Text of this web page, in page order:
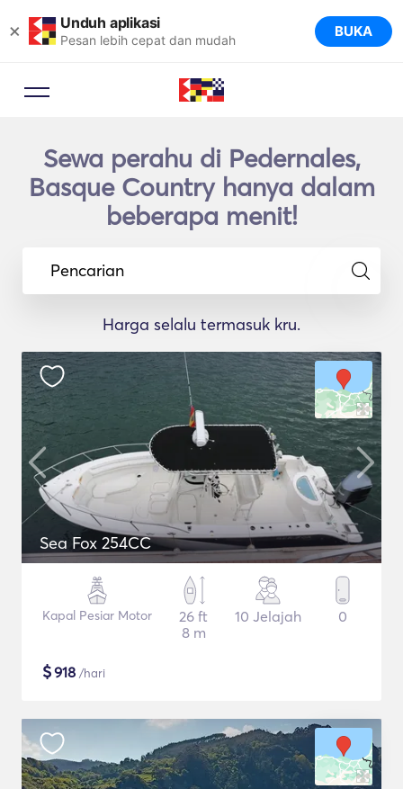
× Unduh aplikasi
Pesan lebih cepat dan mudah BUKA
Sewa perahu di Pedernales,
Basque Country hanya dalam
beberapa menit!
Pencarian
Harga selalu termasuk kru.
Sea Fox 254CC
Kapal Pesiar Motor
26 ft
8 m
10 Jelajah 0
$918 /hari